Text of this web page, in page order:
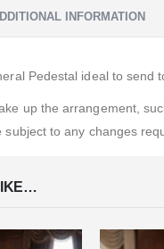
INFORMATION
Pedestal ideal to
up the arrangement,
subject to any changes